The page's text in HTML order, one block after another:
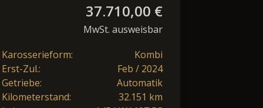
37.710,00 €
MwSt. ausweisbar
Karosserieform:
Kombi
Erst-Zul.:
Feb / 2024
Getriebe:
Automatik
Kilometerstand:
32.151 km